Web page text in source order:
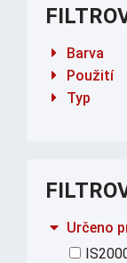
Barva
Použití
Typ
Určeno